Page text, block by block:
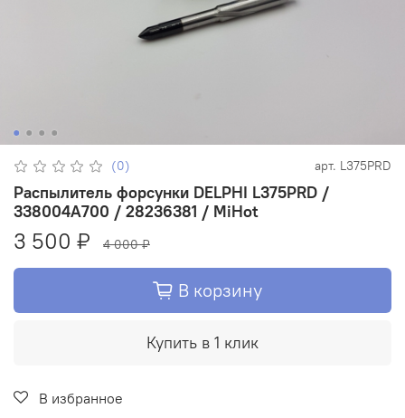
(0) арт. L375PRD
Распылитель форсунки DELPHI L375PRD /
338004A700 / 28236381 / MiHot
3 500 ₽ 4 000 ₽
В корзину
Купить в 1 клик
В избранное